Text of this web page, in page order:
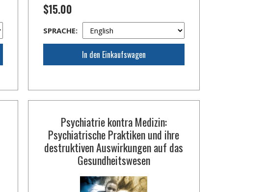
$15.00
SPRACHE:
In den Einkaufswagen
Psychiatrie kontra Medizin:
Psychiatrische Praktiken und ihre
destruktiven Auswirkungen auf das
Gesundheitswesen